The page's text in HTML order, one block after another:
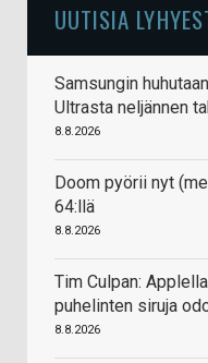
UUTISIA
Samsungin
Ultrasta neljännen
8.8.2026
Doom pyörii nyt
64:llä
8.8.2026
Tim Culpan:
puhelinten siruja
8.8.2026